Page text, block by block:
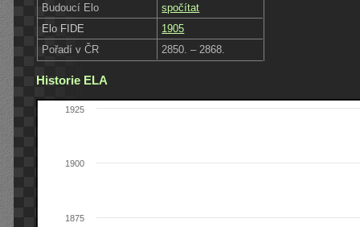
Budoucí Elo
spočítat
Elo FIDE
1905
Pořadí v ČR
2850. – 2868.
Historie ELA
1875
1900
1925